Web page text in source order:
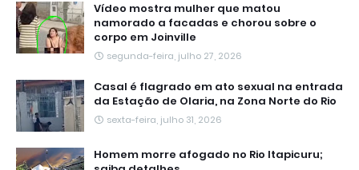
Vídeo mostra mulher que matou
namorado a facadas e chorou sobre o
corpo em Joinville
segunda-feira, julho 27, 2026
Casal é flagrado em ato sexual na entrada
da Estação de Olaria, na Zona Norte do Rio
sexta-feira, julho 31, 2026
Homem morre afogado no Rio Itapicuru;